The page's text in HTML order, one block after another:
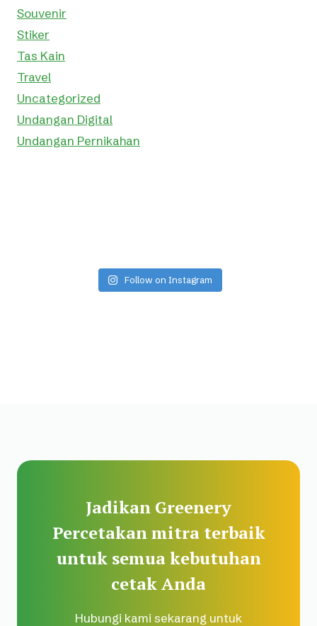
Souvenir
Stiker
Tas Kain
Travel
Uncategorized
Undangan Digital
Undangan Pernikahan
Follow on Instagram
Jadikan Greenery
Percetakan mitra terbaik
untuk semua kebutuhan
cetak Anda
Hubungi kami sekarang untuk